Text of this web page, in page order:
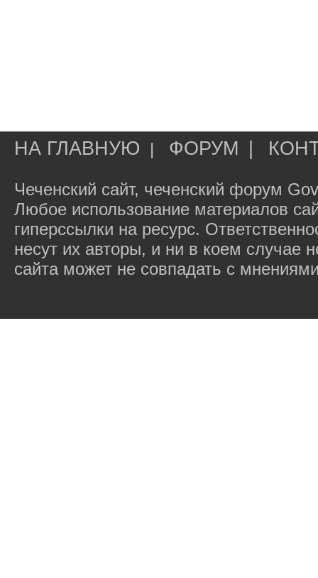
НА ГЛАВНУЮ | ФОРУМ
Чеченский сайт, чеченский форум
Любое использование материалов
гиперссылки на ресурс.
несут их авторы, и ни в коем случае
сайта может не совпадать с